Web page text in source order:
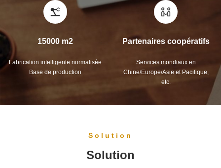
15000 m2
Fabrication intelligente normalisée
Base de production
Partenaires coopératifs
Services mondiaux en
Chine/Europe/Asie et Pacifique,
etc.
Solution
Solution